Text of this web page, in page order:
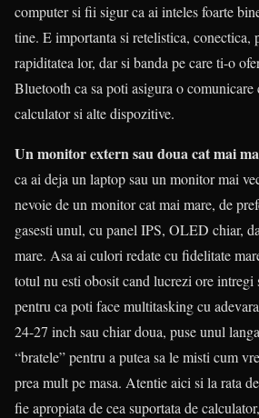
computer si fii sigur ca ai inteles foarte
tine. E importanta si retelistica, conectica,
rapiditatea lor, dar si banda pe care ti-o
Bluetooth ca sa poti asigura o comunicare
calculator si alte dispozitive.
Un monitor extern sau doua cat mai
ca ai deja un laptop sau un monitor mai
nevoie de un monitor cat mai mare, de
gasesti unul, cu panel IPS, OLED chiar,
mare. Asa ai culori redate cu fidelitate
totul nu esti obosit cand lucrezi ore
pentru ca poti face multitasking cu
24-27 inch sau chiar doua, puse unul
“bratele” pentru a putea sa le misti cum
prea mult pe masa. Atentie aici si la rata
fie apropiata de cea suportata de